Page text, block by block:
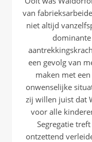
van
niet altijd
een gevolg van
maken met
onwenselijke
zij willen juist dat
voor alle
Segregatie
ontzettend